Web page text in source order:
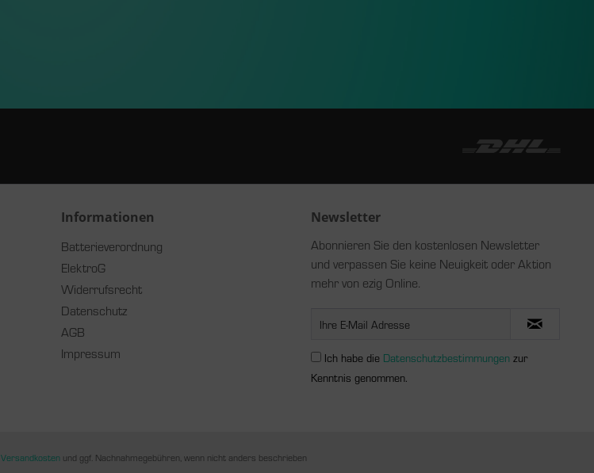
Informationen
Batterieverordnung
ElektroG
Widerrufsrecht
Datenschutz
AGB
Impressum
Newsletter
Abonnieren Sie den kostenlosen Newsletter
und verpassen Sie keine Neuigkeit oder Aktion
mehr von ezig Online.
Ich habe die Datenschutzbestimmungen zur
Kenntnis genommen.
Versandkosten und ggf. Nachnahmegebühren, wenn nicht anders beschrieben